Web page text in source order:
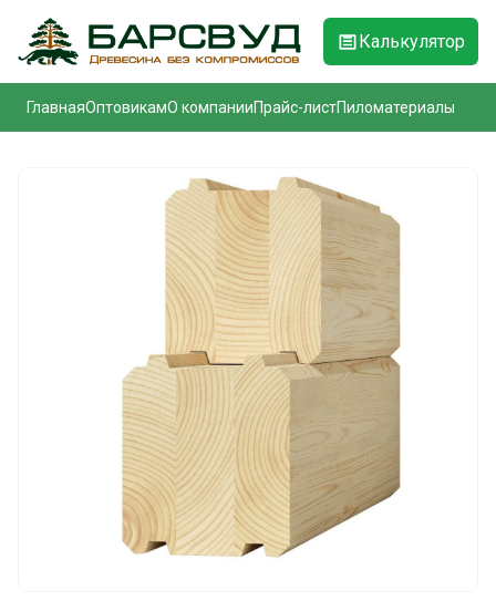
Калькулятор
ГлавнаяОптовикамО компанииПрайс-листПиломатериалы